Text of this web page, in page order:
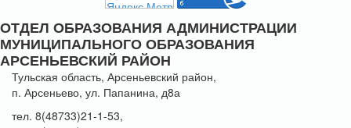
ОТДЕЛ ОБРАЗОВАНИЯ АДМИНИСТРАЦИИ
МУНИЦИПАЛЬНОГО ОБРАЗОВАНИЯ
АРСЕНЬЕВСКИЙ РАЙОН
Тульская область, Арсеньевский район,
п. Арсеньево, ул. Папанина, д8а
тел. 8(48733)21-1-53,